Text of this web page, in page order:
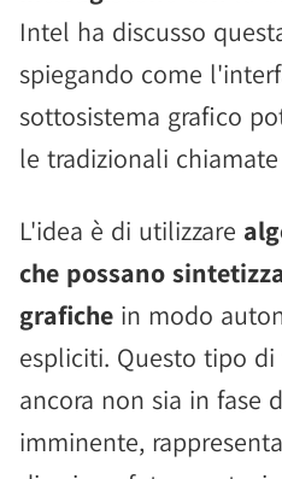
Intel ha discusso
spiegando come
sottosistema grafico
le tradizionali chiamate
L'idea è di utilizzare
che possano
grafiche in modo
espliciti. Questo tipo
ancora non sia in fase
imminente,